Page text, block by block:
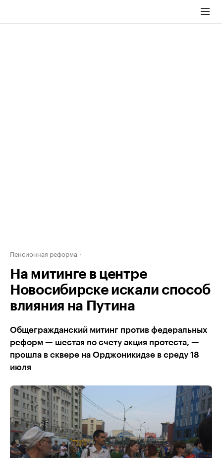
Пенсионная реформа
На митинге в центре
Новосибирске искали способ
влияния на Путина
Общегражданский митинг против федеральных
реформ — шестая по счету акция протеста, —
прошла в сквере на Орджоникидзе в среду 18
июля